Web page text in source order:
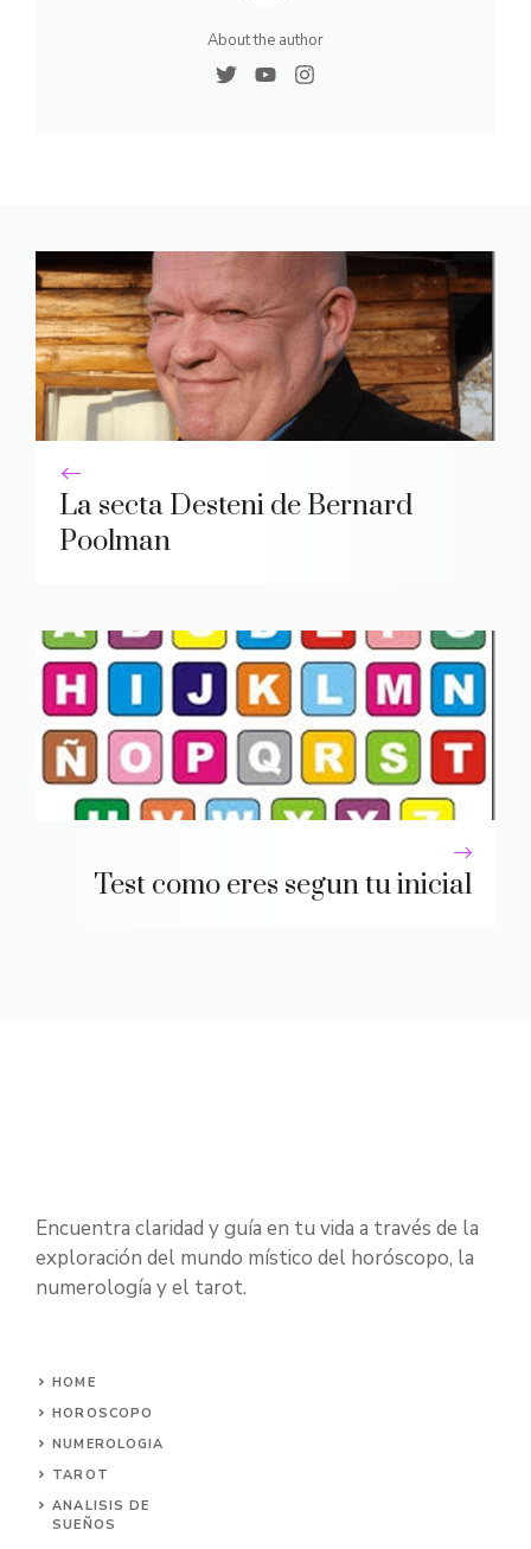
About the author
La secta Desteni de Bernard
Poolman
Test como eres segun tu inicial
Encuentra claridad y guía en tu vida a través de la
exploración del mundo místico del horóscopo, la
numerología y el tarot.
HOME
HOROSCOPO
NUMEROLOGIA
TAROT
ANALISIS DE
SUEÑOS